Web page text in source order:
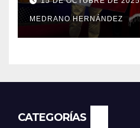
MEDRANO HERNÁNDEZ
CATEGORÍAS